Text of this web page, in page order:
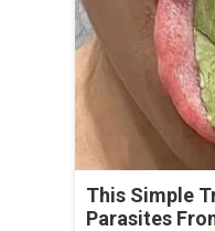
This Simple
Parasites